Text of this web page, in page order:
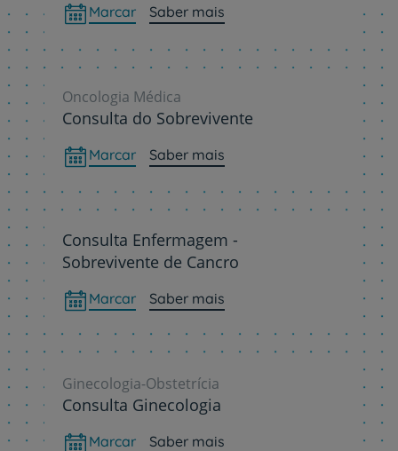
Marcar Saber mais
Oncologia Médica
Consulta do Sobrevivente
Marcar Saber mais
Consulta Enfermagem -
Sobrevivente de Cancro
Marcar Saber mais
Ginecologia-Obstetrícia
Consulta Ginecologia
Marcar Saber mais